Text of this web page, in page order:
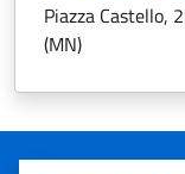
Piazza Castello,
(MN)